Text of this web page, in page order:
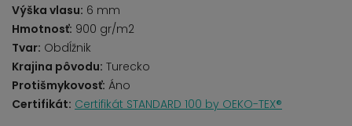
Výška vlasu: 6 mm
Hmotnosť: 900 gr/m2
Tvar: Obdĺžnik
Krajina pôvodu: Turecko
Protišmykovosť: Áno
Certifikát: Certifikát STANDARD 100 by OEKO-TEX®